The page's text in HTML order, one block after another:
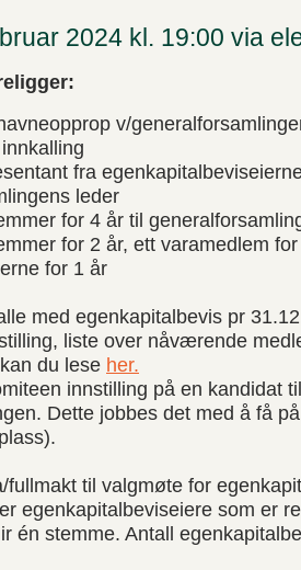
2024 kl. 19:00 via
v/
fra
leder
for 4 år til
for 2 år, ett varamedlem
for 1 år
med egenkapitalbevis pr
liste over nåværende
du lese her.
innstilling på en kandidat
Dette jobbes det med å få
fullmakt til valgmøte for
egenkapitalbeviseiere som er
én stemme. Antall